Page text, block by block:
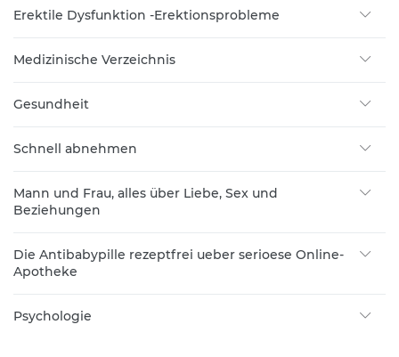
Erektile Dysfunktion -Erektionsprobleme
Medizinische Verzeichnis
Gesundheit
Schnell abnehmen
Mann und Frau, alles über Liebe, Sex und
Beziehungen
Die Antibabypille rezeptfrei ueber serioese Online-
Apotheke
Psychologie